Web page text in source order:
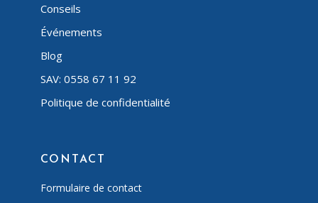
Conseils
Événements
Blog
SAV: 0558 67 11 92
Politique de confidentialité
CONTACT
Formulaire de contact